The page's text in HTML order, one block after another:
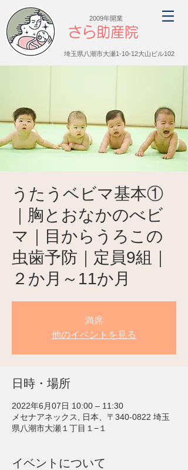
さら助産院
埼玉県八潮市大瀬1-10-12大山ビル102
2009年開業
うたうベビマ基本①
｜胸とおなかのべビ
マ｜目からうろこの
虫歯予防｜定員9組｜
２か月～11か月
満席
他のイベントを見る
日時・場所
2022年6月07日 10:00 – 11:30
メセナアネックス, 日本、〒340-0822 埼玉
県八潮市大瀬１丁目１−１
イベントについて